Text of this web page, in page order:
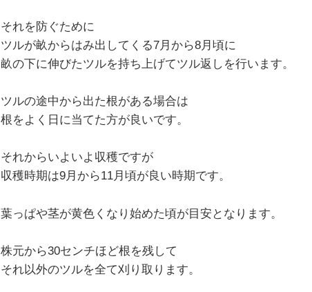
それを防ぐために
ツルが畝からはみ出してくる7月から8月頃に
畝の下に伸びたツルを持ち上げてツル返しを行います。
ツルの途中から出た根がある場合は
根をよく日に当てた方が良いです。
それからいよいよ収穫ですが
収穫時期は9月から11月頃が良い時期です。
葉っぱや茎が黄色くなり始めた頃が目安となります。
株元から30センチほど根を残して
それ以外のツルを全て刈り取ります。